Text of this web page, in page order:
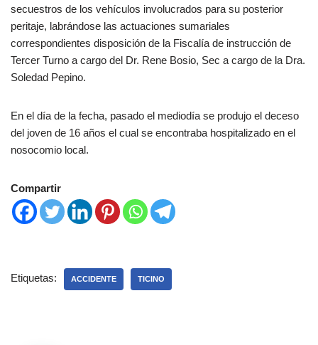
secuestros de los vehículos involucrados para su posterior
peritaje, labrándose las actuaciones sumariales
correspondientes disposición de la Fiscalía de instrucción de
Tercer Turno a cargo del Dr. Rene Bosio, Sec a cargo de la Dra.
Soledad Pepino.
En el día de la fecha, pasado el mediodía se produjo el deceso
del joven de 16 años el cual se encontraba hospitalizado en el
nosocomio local.
Compartir
Etiquetas: ACCIDENTE TICINO